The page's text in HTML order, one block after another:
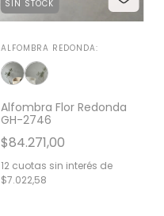
SIN STOCK
ALFOMBRA REDONDA:
Alfombra Flor Redonda
GH-2746
$84.271,00
12 cuotas sin interés de
$7.022,58